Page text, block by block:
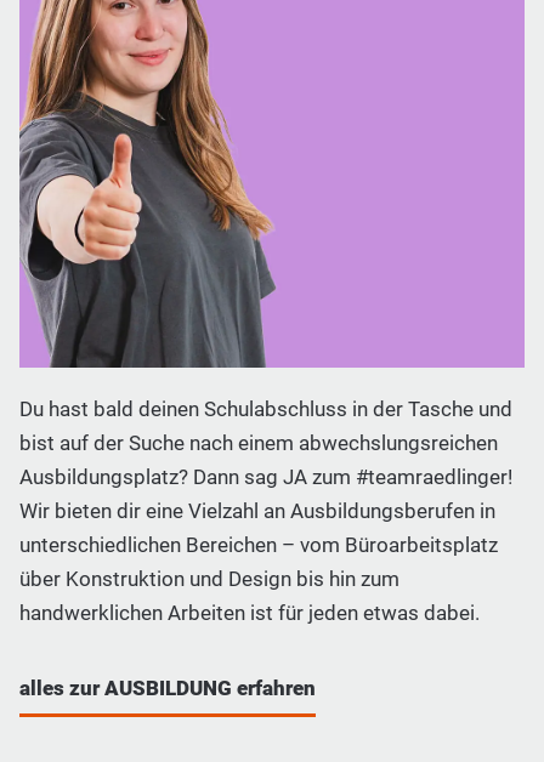
Du hast bald deinen Schulabschluss in der Tasche und
bist auf der Suche nach einem abwechslungsreichen
Ausbildungsplatz? Dann sag JA zum #teamraedlinger!
Wir bieten dir eine Vielzahl an Ausbildungsberufen in
unterschiedlichen Bereichen – vom Büroarbeitsplatz
über Konstruktion und Design bis hin zum
handwerklichen Arbeiten ist für jeden etwas dabei.
alles zur AUSBILDUNG erfahren